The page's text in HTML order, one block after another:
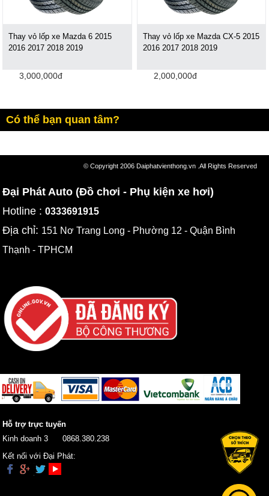
Thay vỏ lốp xe Mazda 6 2015
2016 2017 2018 2019
3,000,000đ
Thay vỏ lốp xe Mazda CX-5 2015
2016 2017 2018 2019
2,000,000đ
Có thể bạn quan tâm?
© Copyright 2006 Daiphatvienthong.vn .All Rights Reserved
Đại Phát Auto (Đồ chơi - Phụ kiện xe hơi)
Hotline :0333691915
Địa chỉ: 151 Nơ Trang Long - Phường 12 - Quận Bình
Thạnh - TPHCM
Hỗ trợ trực tuyến
Kinh doanh 3
0868.380.238
Kết nối với Đại Phát: